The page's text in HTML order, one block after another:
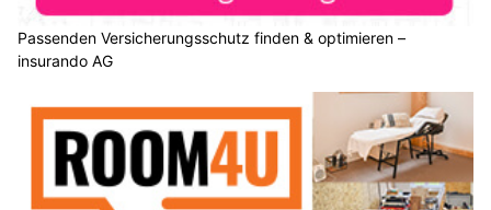
Passenden Versicherungsschutz finden & optimieren –
insurando AG